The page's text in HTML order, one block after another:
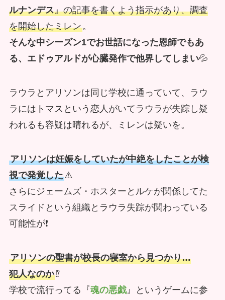
ルナンデス』の記事を書くよう指示があり、調査
を開始したミレン。
そんな中シーズン1でお世話になった恩師でもあ
る、エドゥアルドが心臓発作で他界してしまい💦
ラウラとアリソンは同じ学校に通っていて、ラウ
ラにはトマスという恋人がいてラウラが失踪し疑
われるも容疑は晴れるが、ミレンは疑いを。
アリソンは妊娠をしていたが中絶をしたことが検
視で発覚した⚠️
さらにジェームズ・ホスターとルケが関係してた
スライドという組織とラウラ失踪が関わっている
可能性が❗
アリソンの聖書が校長の寝室から見つかり…
犯人なのか⁉️
学校で流行ってる『魂の悪戯』というゲームに参